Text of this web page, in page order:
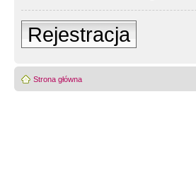
Rejestracja
Strona główna